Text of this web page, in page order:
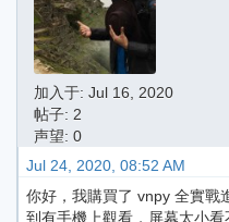
加入于: Jul 16, 2020
帖子: 2
声望: 0
Jul 24, 2020, 08:52 AM
你好，我購買了 vnpy 全實戰
到有手機上觀看，屏幕太小